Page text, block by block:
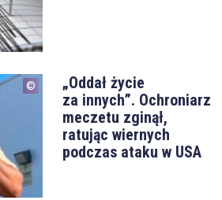
„Oddał życie
za innych”. Ochroniarz
meczetu zginął,
ratując wiernych
podczas ataku w USA